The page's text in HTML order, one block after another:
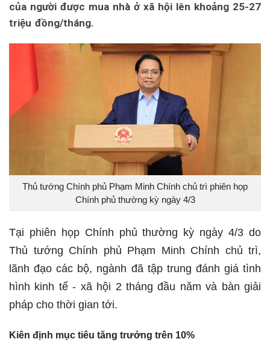
của người được mua nhà ở xã hội lên khoảng 25-27
triệu đồng/tháng.
Thủ tướng Chính phủ Phạm Minh Chính chủ trì phiên họp
Chính phủ thường kỳ ngày 4/3
Tại phiên họp Chính phủ thường kỳ ngày 4/3 do
Thủ tướng Chính phủ Phạm Minh Chính chủ trì,
lãnh đạo các bộ, ngành đã tập trung đánh giá tình
hình kinh tế - xã hội 2 tháng đầu năm và bàn giải
pháp cho thời gian tới.
Kiên định mục tiêu tăng trưởng trên 10%